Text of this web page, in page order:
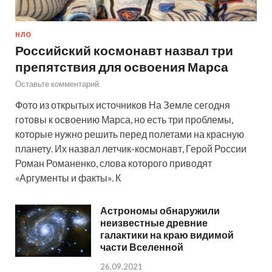
НЛО
Российский космонавт назвал три
препятствия для освоения Марса
Оставьте комментарий
Фото из открытых источников На Земле сегодня
готовы к освоению Марса, но есть три проблемы,
которые нужно решить перед полетами на красную
планету. Их назвал летчик-космонавт, Герой России
Роман Романенко, слова которого приводят
«Аргументы и факты». К
Астрономы обнаружили
неизвестные древние
галактики на краю видимой
части Вселенной
26.09.2021